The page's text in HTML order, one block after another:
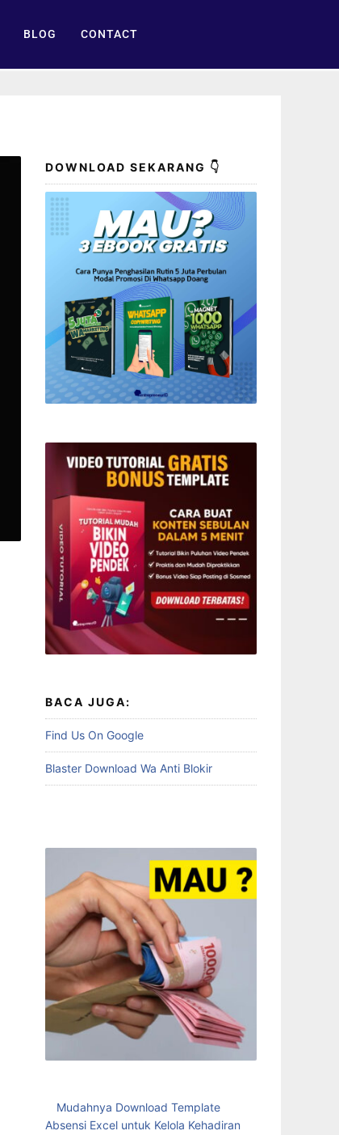
BLOG CONTACT
DOWNLOAD SEKARANG 👇
BACA JUGA:
Find Us On Google
Blaster Download Wa Anti Blokir
Mudahnya Download Template
Absensi Excel untuk Kelola Kehadiran